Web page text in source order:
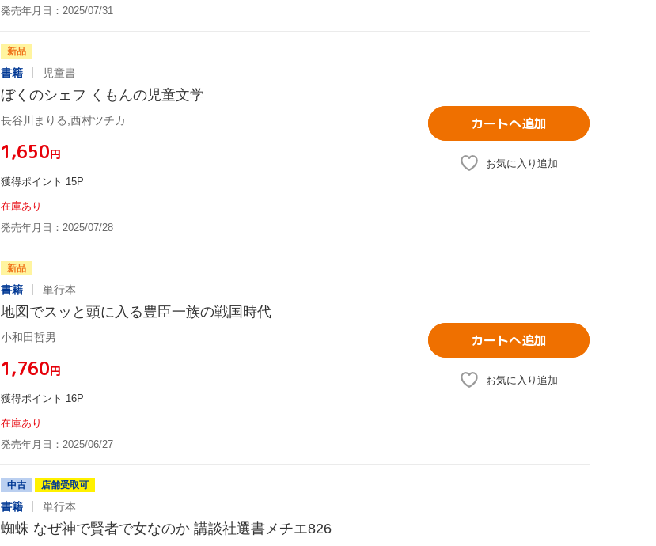
発売年月日：2025/07/31
新品
書籍 児童書
ぼくのシェフ くもんの児童文学
長谷川まりる,西村ツチカ
¥1,650円
獲得ポイント 15P
在庫あり
発売年月日：2025/07/28
カートへ追加
お気に入り追加
新品
書籍 単行本
地図でスッと頭に入る豊臣一族の戦国時代
小和田哲男
¥1,760円
獲得ポイント 16P
在庫あり
発売年月日：2025/06/27
カートへ追加
お気に入り追加
中古 店舗受取可
書籍 単行本
蜘蛛 なぜ神で賢者で女なのか 講談社選書メチエ826